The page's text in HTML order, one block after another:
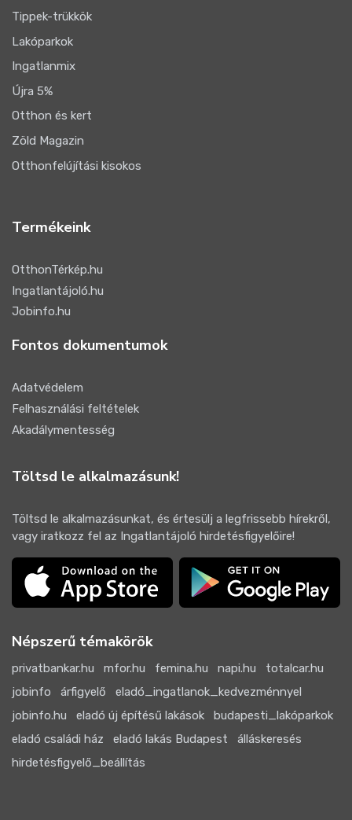
Tippek-trükkök
Lakóparkok
Ingatlanmix
Újra 5%
Otthon és kert
Zöld Magazin
Otthonfelújítási kisokos
Termékeink
OtthonTérkép.hu
Ingatlantájoló.hu
Jobinfo.hu
Fontos dokumentumok
Adatvédelem
Felhasználási feltételek
Akadálymentesség
Töltsd le alkalmazásunk!
Töltsd le alkalmazásunkat, és értesülj a legfrissebb hírekről,
vagy iratkozz fel az Ingatlantájoló hirdetésfigyelőire!
Népszerű témakörök
privatbankar.hu mfor.hu femina.hu napi.hu
totalcar.hu
jobinfo
árfigyelő
eladó_ingatlanok_kedvezménnyel
jobinfo.hu
eladó új építésű lakások
budapesti_lakóparkok
eladó családi ház
eladó lakás Budapest
álláskeresés
hirdetésfigyelő_beállítás